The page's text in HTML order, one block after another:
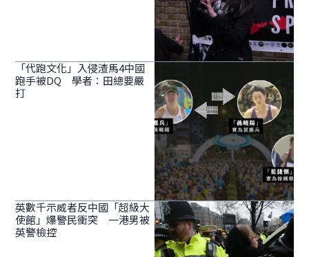
「代跑文化」入侵渣馬4中國
跑手被DQ 學者：田總要嚴
打
英數千示威者反中國「超級大
使館」爆警民衝突 一港男被
英警檢控